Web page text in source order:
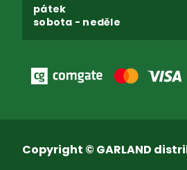
pátek
sobota - neděle
Copyright © GARLAND